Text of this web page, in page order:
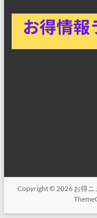
Copyright © 2026 お得ニ